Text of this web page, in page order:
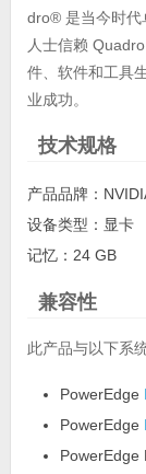
dro® 是当今时代
人士信赖
件、软件和工具
业成功。
技术规格
产品品牌：
设备类型：显卡
记忆：24 GB
兼容性
此产品与以下系
PowerEdge
PowerEdge
PowerEdge